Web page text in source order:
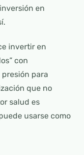
en
invertir en
con
para
que no
salud es
usarse como